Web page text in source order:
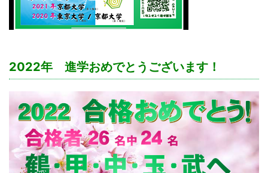
2022年 進学おめでとうございます！